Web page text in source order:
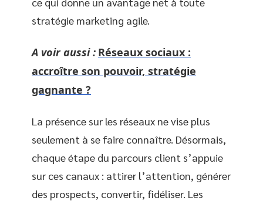
stratégie marketing agile.
A voir aussi : Réseaux sociaux :
accroître son pouvoir, stratégie
gagnante ?
La présence sur les réseaux ne vise plus
seulement à se faire connaître. Désormais,
chaque étape du parcours client s’appuie
sur ces canaux : attirer l’attention, générer
des prospects, convertir, fidéliser. Les